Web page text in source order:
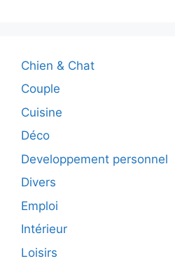
Chien & Chat
Couple
Cuisine
Déco
Developpement personnel
Divers
Emploi
Intérieur
Loisirs